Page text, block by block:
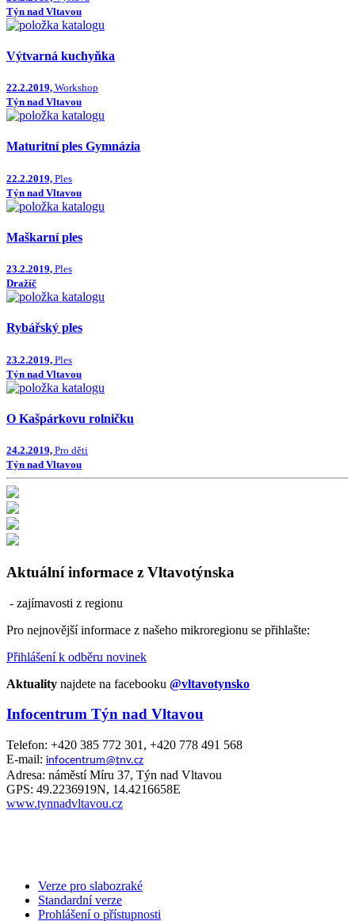
Týn nad Vltavou
Výtvarná kuchyňka
22.2.2019, Workshop
Týn nad Vltavou
Maturitní ples Gymnázia
22.2.2019, Ples
Týn nad Vltavou
Maškarní ples
23.2.2019, Ples
Dražíč
Rybářský ples
23.2.2019, Ples
Týn nad Vltavou
O Kašpárkovu rolničku
24.2.2019, Pro děti
Týn nad Vltavou
Aktuální informace z Vltavotýnska
- zajímavosti z regionu
Pro nejnovější informace z našeho mikroregionu se přihlašte:
Přihlášení k odběru novinek
Aktuality najdete na facebooku @vltavotynsko
Infocentrum Týn nad Vltavou
Telefon: +420 385 772 301, +420 778 491 568
E-mail: infocentrum@tnv.cz
Adresa: náměstí Míru 37, Týn nad Vltavou
GPS: 49.2236919N, 14.4216658E
www.tynnadvltavou.cz
Verze pro slabozraké
Standardní verze
Prohlášení o přístupnosti